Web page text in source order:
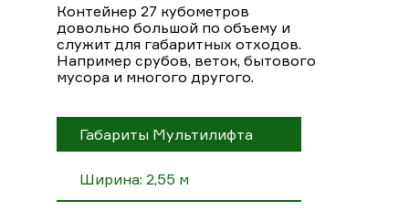
Контейнер 27 кубометров
довольно большой по объему и
служит для габаритных отходов.
Например срубов, веток, бытового
мусора и многого другого.
Габариты Мультилифта
Ширина: 2,55 м